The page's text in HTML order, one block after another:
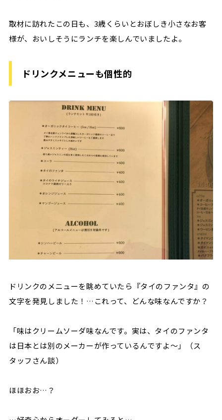
取材に訪れたこの日も、3歳くらいとおぼしき小さなお客
様が、おいしそうにランチを楽しんでいましたよ。
ドリンクメニューも個性的
ドリンクのメニューを眺めていたら『タイのファンタ』の
文字を発見しました！…これって、どんな味なんですか？
「味はクリームソーダ味なんです。実は、タイのファンタ
は日本とは別のメーカーが作っているんですよ～」（ス
タッフさん談）
ほほおお…？